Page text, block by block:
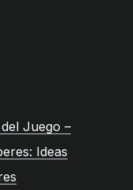
Juego –
Ideas